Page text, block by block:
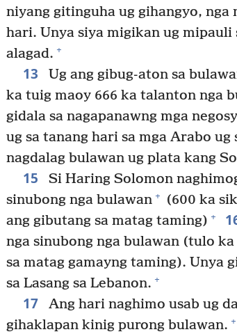
niyang gitinguha ug gihangyo, nga
hari. Unya siya migikan ug mipauli
alagad. +
13
Ug ang gibug-aton sa
ka tuig maoy 666 ka talanton nga
gidala sa nagapanawng mga
ug sa tanang hari sa mga Arabo
nagdalag bulawan ug plata kang
15
Si Haring Solomon
sinubong nga bulawan + (600 ka
ang gibutang sa matag taming) +
nga sinubong nga bulawan (tulo
sa matag gamayng taming). Unya
sa Lasang sa Lebanon. +
17 Ang hari naghimo usab ug
gihaklapan kinig purong bulawan. +